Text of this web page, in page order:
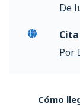
De
Por
Cómo